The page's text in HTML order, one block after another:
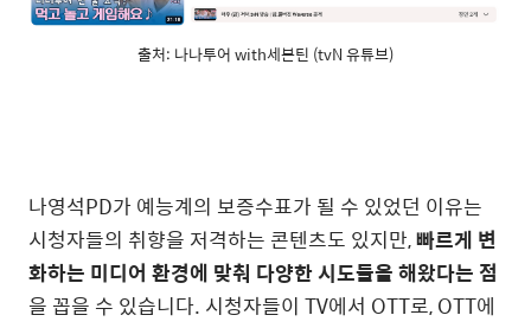
출처: 나나투어 with세븐틴 (tvN 유튜브)
나영석PD가 예능계의 보증수표가 될 수 있었던 이유는
시청자들의 취향을 저격하는 콘텐츠도 있지만,빠르게 변
화하는 미디어 환경에 맞춰 다양한 시도들을 해왔다는 점
을 꼽을 수 있습니다. 시청자들이 TV에서 OTT로, OTT에